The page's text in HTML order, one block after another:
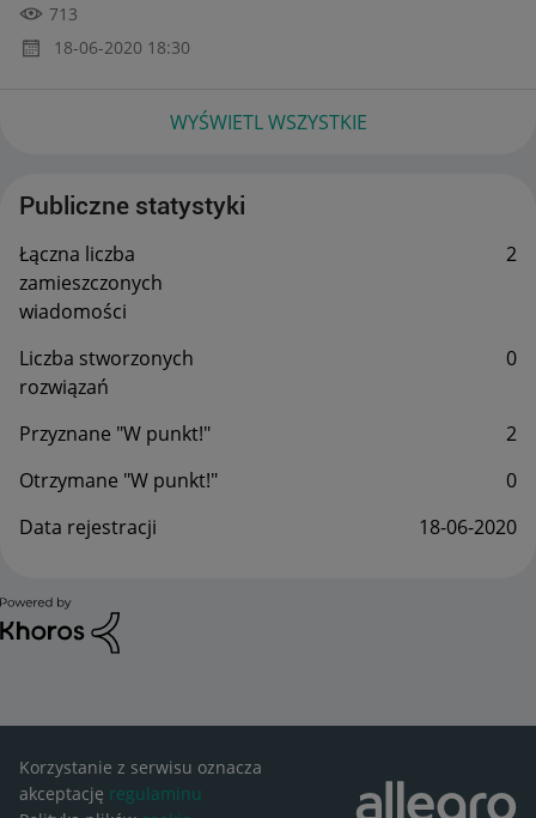
713
‎18-06-2020 18:30
WYŚWIETL WSZYSTKIE
Publiczne statystyki
Łączna liczba
zamieszczonych
wiadomości
2
Liczba stworzonych
rozwiązań
0
Przyznane "W punkt!"
2
Otrzymane "W punkt!"
0
Data rejestracji
‎18-06-2020
Korzystanie z serwisu oznacza
akceptację regulaminu